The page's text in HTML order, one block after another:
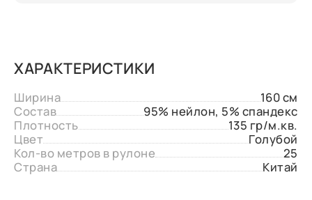
ХАРАКТЕРИСТИКИ
Ширина
160 см
Состав
95% нейлон, 5% спандекс
Плотность
135 гр/м.кв.
Цвет
Голубой
Кол-во метров в рулоне
25
Страна
Китай